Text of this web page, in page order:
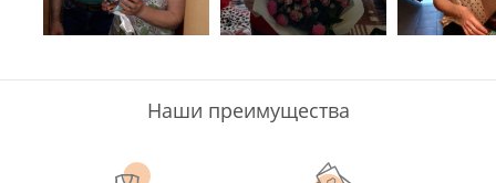
Наши преимущества